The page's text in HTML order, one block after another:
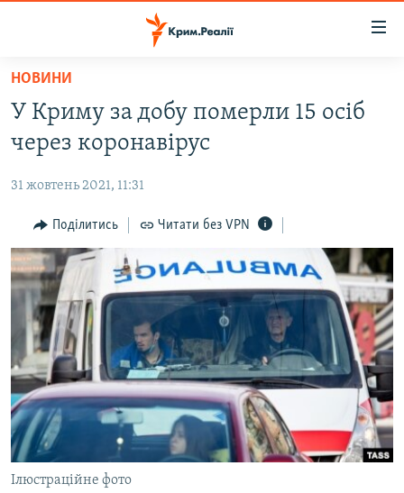
Перейти
основного
матеріалу
Перейти
до
навігації
Перейти
до
пошуку
ВОДА.КРИМ
ВІДЕО ТА ФОТО
ПОЛІТИКА
БЛОГИ
ПОГЛЯД
ІНТЕРВ'Ю
ВСЕ ЗА ДЕНЬ
СПЕЦПРОЕКТИ
ДЕПОРТАЦІЯ
ВІДЕОУРОКИ «ELIFBE»
СВІДЧЕННЯ ОКУПАЦІЇ
УКРАЇНСЬКА ПРОБЛЕМА КРИМУ
ЯК ОБІЙТИ БЛОКУВАННЯ
Русский
Qırımtatar
НОВИНИ
У Криму за добу померли 15 осіб
через коронавірус
31 жовтень 2021, 11:31
Поділитись Читати без VPN
Ілюстраційне фото